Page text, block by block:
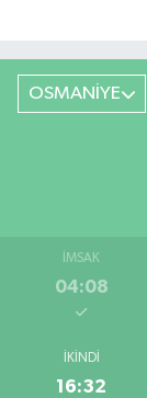
OSMANİYE
İMSAK
04:08
İKINDI
16:32